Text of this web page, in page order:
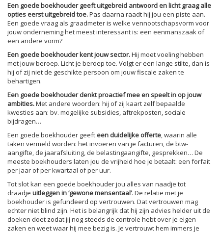
Een goede boekhouder geeft uitgebreid antwoord en licht graag alle
opties eerst uitgebreid toe.Pas daarna raadt hij jou een piste aan.
Een goede vraag als graadmeter is welke vennootschapsvorm voor
jouw onderneming het meest interessant is: een eenmanszaak of
een andere vorm?
Een goede boekhouder kent jouw sector.Hij moet voeling hebben
met jouw beroep. Licht je beroep toe. Volgt er een lange stilte, dan is
hij of zij niet de geschikte persoon om jouw fiscale zaken te
behartigen.
Een goede boekhouder denkt proactief mee en speelt in op jouw
ambities.Met andere woorden: hij of zij kaart zelf bepaalde
kwesties aan: bv. mogelijke subsidies, aftrekposten, sociale
bijdragen…
Een goede boekhouder geeft een duidelijke offerte , waarin alle
taken vermeld worden: het invoeren van je facturen, de btw-
aangifte, de jaarafsluiting, de belastingaangifte, gesprekken… De
meeste boekhouders laten jou de vrijheid hoe je betaalt: een forfait
per jaar of per kwartaal of per uur.
Tot slot kan een goede boekhouder jou alles van naadje tot
draadje uitleggen in ‘gewone mensentaal’. De relatie met je
boekhouder is gefundeerd op vertrouwen. Dat vertrouwen mag
echter niet blind zijn. Het is belangrijk dat hij zijn advies helder uit de
doeken doet zodat jij nog steeds de controle hebt over je eigen
zaken en weet waar hij mee bezig is. Je vertrouwt hem immers je